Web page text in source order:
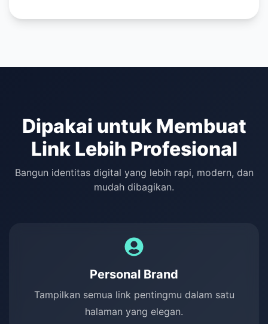
Dipakai untuk Membuat
Link Lebih Profesional
Bangun identitas digital yang lebih rapi, modern, dan
mudah dibagikan.
Personal Brand
Tampilkan semua link pentingmu dalam satu
halaman yang elegan.